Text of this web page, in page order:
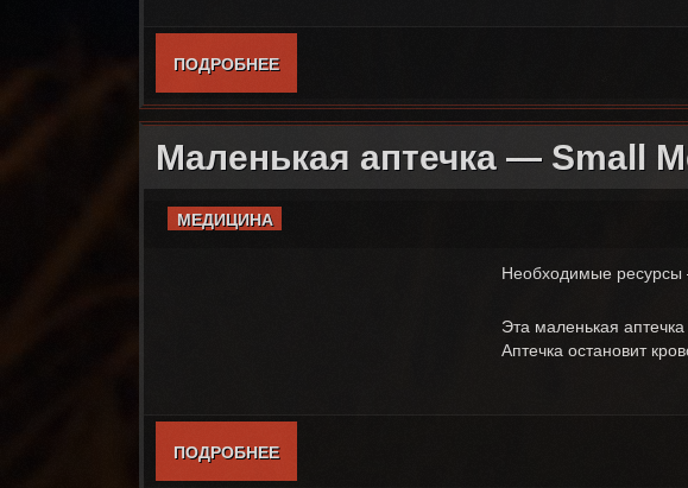
ПОДРОБНЕЕО БОЛЬШАЯ АПТЕЧКА — LARGE MEDKIT
Маленькая аптечка — Small
МЕДИЦИНА
Необходимые ресурсы
Эта маленькая
Аптечка остановит
ПОДРОБНЕЕО МАЛЕНЬКАЯ АПТЕЧКА — SMALL MEDKIT